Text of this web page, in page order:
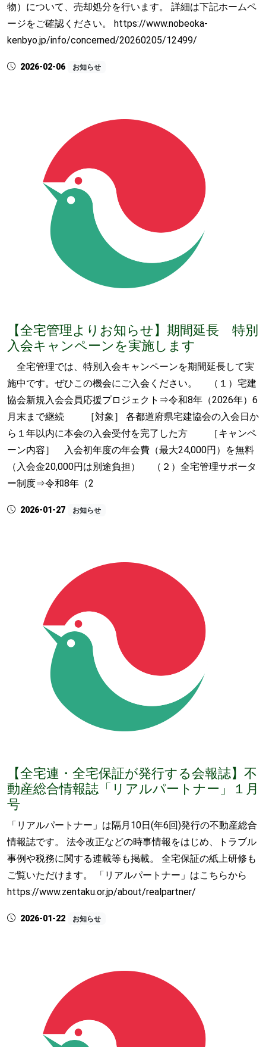
物）について、売却処分を行います。 詳細は下記ホームペ
ージをご確認ください。 https://www.nobeoka-
kenbyo.jp/info/concerned/20260205/12499/
2026-02-06 お知らせ
【全宅管理よりお知らせ】期間延長 特別
入会キャンペーンを実施します
全宅管理では、特別入会キャンペーンを期間延長して実
施中です。ぜひこの機会にご入会ください。 （１）宅建
協会新規入会会員応援プロジェクト⇒令和8年（2026年）6
月末まで継続 ［対象］ 各都道府県宅建協会の入会日か
ら１年以内に本会の入会受付を完了した方 ［キャンペ
ーン内容］ 入会初年度の年会費（最大24,000円）を無料
（入会金20,000円は別途負担） （２）全宅管理サポータ
ー制度⇒令和8年（2
2026-01-27 お知らせ
【全宅連・全宅保証が発行する会報誌】不
動産総合情報誌「リアルパートナー」１月
号
「リアルパートナー」は隔月10日(年6回)発行の不動産総合
情報誌です。 法令改正などの時事情報をはじめ、トラブル
事例や税務に関する連載等も掲載。 全宅保証の紙上研修も
ご覧いただけます。 「リアルパートナー」はこちらから
https://www.zentaku.or.jp/about/realpartner/
2026-01-22 お知らせ